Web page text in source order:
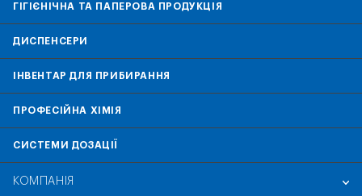
ГІГІЄНІЧНА ТА ПАПЕРОВА ПРОДУКЦІЯ
ДИСПЕНСЕРИ
ІНВЕНТАР ДЛЯ ПРИБИРАННЯ
ПРОФЕСІЙНА ХІМІЯ
СИСТЕМИ ДОЗАЦІЇ
КОМПАНІЯ